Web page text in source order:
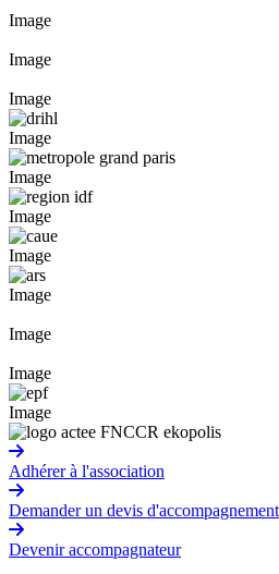
Image
Image
Image
Image
Image
Image
Image
Image
Image
Image
Image
Adhérer à l'association
Demander un devis
Devenir accompagnateur